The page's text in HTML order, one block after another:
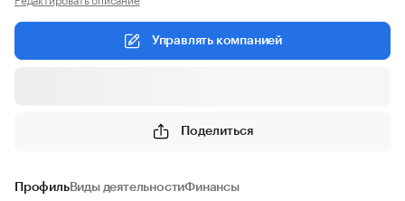
Управлять компанией
Поделиться
ПрофильВиды деятельностиФинансы